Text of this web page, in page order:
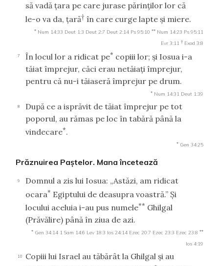
să vadă ţara pe care jurase părinţilor lor că
le-o va da, ţară† în care curge lapte şi miere.
* Num 14:33 Deut 1:3 Deut 2:7 Deut 2:14 Ps 95:10 ** Num 14:23 Ps 95:11
Evr 3:11 † Exod 3:8
7 În locul lor a ridicat pe* copiii lor; şi Iosua i-a
tăiat împrejur, căci erau netăiaţi împrejur,
pentru că nu-i tăiaseră împrejur pe drum.
* Num 14:31 Deut 1:39
8
După ce a isprăvit de tăiat împrejur pe tot
poporul, au rămas pe loc în tabără până la
vindecare*.
* Gen 34:25
Prăznuirea Paştelor. Mana încetează
9
Domnul a zis lui Iosua: „Astăzi, am ridicat
ocara* Egiptului de deasupra voastră.” Şi
locului aceluia i-au pus numele** Ghilgal
(Prăvălire) până în ziua de azi.
* Gen 34:14 1 Sam 14:6 Lev 18:3 Ios 24:14 Ezec 20:7 Ezec 23:3 Ezec 23:8 **
Ios 4:19
10
Copiii lui Israel au tăbărât la Ghilgal şi au